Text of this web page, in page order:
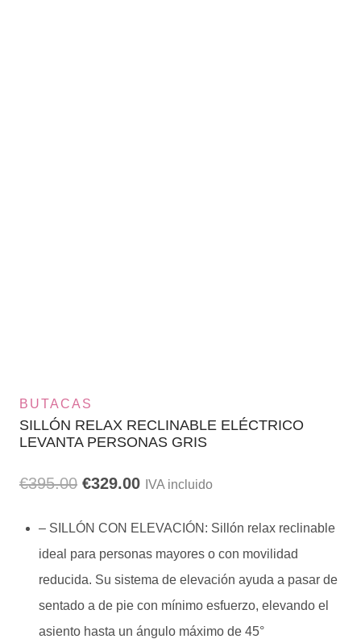
BUTACAS
SILLÓN RELAX RECLINABLE ELÉCTRICO
LEVANTA PERSONAS GRIS
€395.00 El
original
era:
€395.00.
€329.00El
actual
es:
€329.00.
IVA incluido
– SILLÓN CON ELEVACIÓN: Sillón relax reclinable
ideal para personas mayores o con movilidad
reducida. Su sistema de elevación ayuda a pasar de
sentado a de pie con mínimo esfuerzo, elevando el
asiento hasta un ángulo máximo de 45°